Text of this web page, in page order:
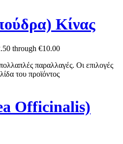
Κίνας
through €10.00
παραλλαγές. Οι επιλογές
του προϊόντος
Officinalis)